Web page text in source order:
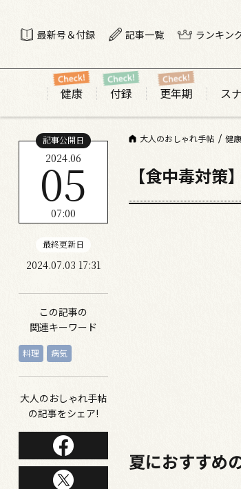
最新号＆付録 記事一覧 ランキン
健康 付録 更年期 ス
大人のおしゃれ手帖 健康
記事公開日
2024.06
05
07:00
最終更新日
2024.07.03 17:31
この記事の
関連キーワード
料理 病気
大人のおしゃれ手帖
の記事をシェア!
【食中毒対
夏におすすめ